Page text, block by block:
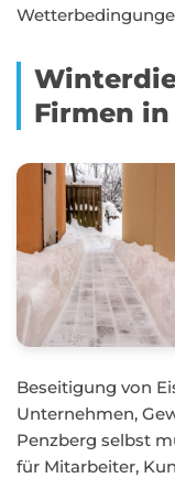
Firmen
Beseitigung von
Unternehmen,
Penzberg selbst
für Mitarbeiter,